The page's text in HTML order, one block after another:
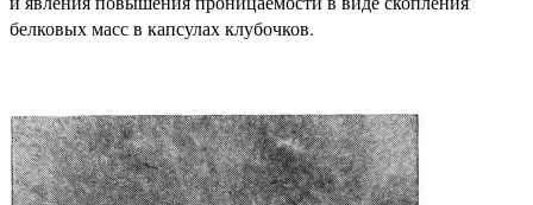
белковых масс в капсулах клубочков.